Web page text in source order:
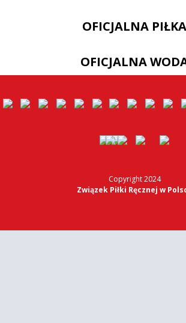
OFICJALNA PIŁKA
OFICJALNA
Copyright 2024
Związek Piłki Ręcznej w